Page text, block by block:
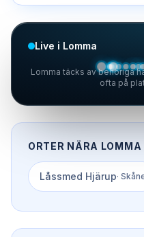
Live i Lomma
Lomma täcks av behöriga
ofta på
ORTER NÄRA LOMMA
Låssmed Hjärup·